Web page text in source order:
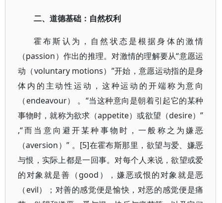
二、道德基础：自然权利
霍布斯认为，自然状态是根据身体的激情
（passion）作出的推理。对激情的理解要从“意愿运
动（voluntary motions）”开始，意愿运动指的是身
体内的主动性运动，这种运动的开端称为意向
（endeavour） 。“当这种意向是朝着引起它的某种
事物时，就称为欲求（appetite）或欲望（desire）”
,“而当意向避开某种事物时，一般称之为嫌恶
（aversion）” 。[5]在霍布斯那里，欲望与爱、嫌恶
与恨，实际上都是一回事。对每个人来说，欲望或爱
的对象就是善（good），嫌恶或恨的对象就是恶
（evil）；对善的感觉便是愉快，对恶的感觉便是痛